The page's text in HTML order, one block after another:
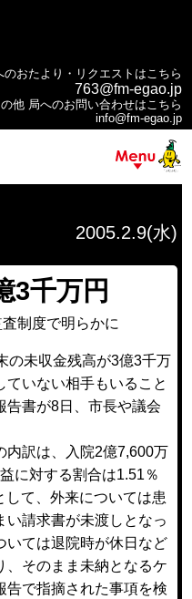
のおたより・リクエストはこちら
763@fm-egao.jp
他 局へのお問い合わせはこちら
info@fm-egao.jp
2005.2.9(水)
3千万円
制度で明らかに
の未収金残高が3億3千万
ていない相手もいること
告書が8日、市長や議会
訳は、入院2億7,600万
に対する割合は1.51％
して、外来については患
い請求書が未渡しとなっ
いては退院時が休日など
、そのまま未納となるケ
告で指摘された事項を検